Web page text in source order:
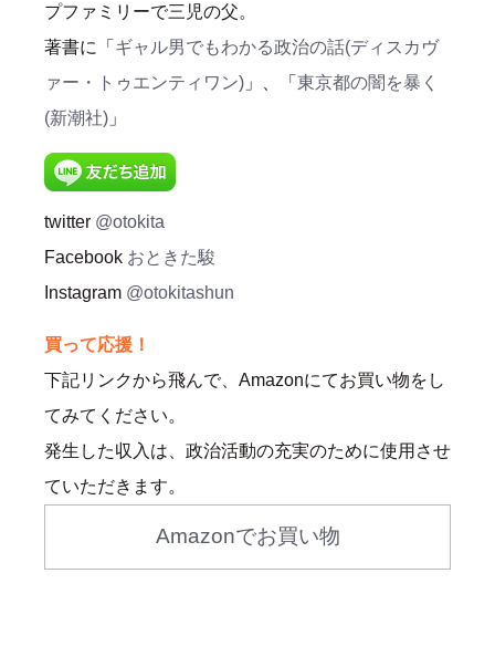
プファミリーで三児の父。
著書に「 ギャル男でもわかる政治の話(ディスカヴ
ァー・トゥエンティワン) 」、「 東京都の闇を暴く
(新潮社) 」
twitter @otokita
Facebook おときた駿
Instagram @otokitashun
買って応援！
下記リンクから飛んで、Amazonにてお買い物をし
てみてください。
発生した収入は、政治活動の充実のために使用させ
ていただきます。
Amazonでお買い物